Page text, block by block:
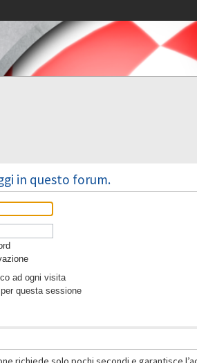
in questo forum.
ad ogni visita
questa sessione